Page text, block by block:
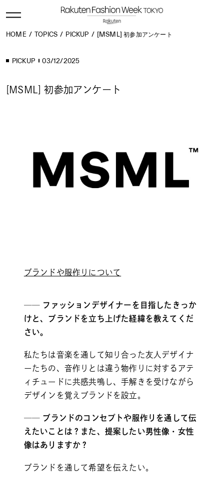
HOME TOPICS PICKUP [MSML] 初参加アンケート
PICKUP 03/12/2025
[MSML] 初参加アンケート
ブランドや服作りについて
── ファッションデザイナーを目指したきっか
けと、ブランドを立ち上げた経緯を教えてくだ
さい。
私たちは音楽を通して知り合った友人デザイナ
ーたちの、音作りとは違う物作りに対するアテ
ィチュードに共感共鳴し、手解きを受けながら
デザインを覚えブランドを設立。
── ブランドのコンセプトや服作りを通して伝
えたいことは？また、提案したい男性像・女性
像はありますか？
ブランドを通して希望を伝えたい。